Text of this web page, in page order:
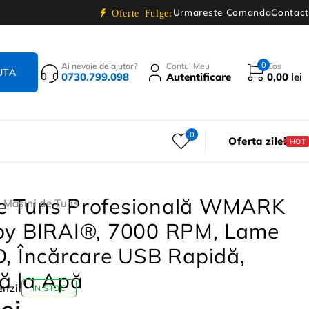
Oferte FulgerUrmareste ComandaContact
Ai nevoie de ajutor?
0730.799.098
Contul Meu
Autentificare
0 Cos
0,00 lei
0 Oferta zilei HOT
Mașini de Tuns
Tuns Profesională WMARK
BIRAI®, 7000 RPM, Lame
Încărcare USB Rapidă,
la Apă
IN STOC